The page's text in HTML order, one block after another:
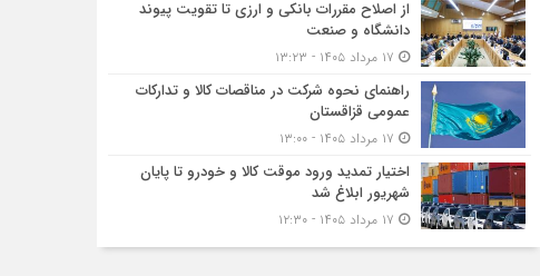
از اصلاح مقررات بانکی و ارزی تا تقویت پیوند
دانشگاه و صنعت
راهنمای نحوه شرکت در مناقصات کالا و تدارکات
عمومی قزاقستان
اختیار تمدید ورود موقت کالا و خودرو تا پایان
شهریور ابلاغ شد